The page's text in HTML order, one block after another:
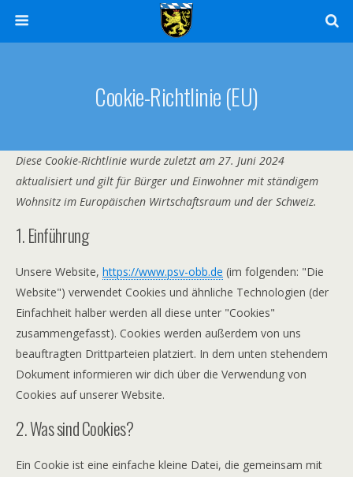
Cookie-Richtlinie (EU)
Diese Cookie-Richtlinie wurde zuletzt am 27. Juni 2024
aktualisiert und gilt für Bürger und Einwohner mit ständigem
Wohnsitz im Europäischen Wirtschaftsraum und der Schweiz.
1. Einführung
Unsere Website, https://www.psv-obb.de (im folgenden: "Die
Website") verwendet Cookies und ähnliche Technologien (der
Einfachheit halber werden all diese unter "Cookies"
zusammengefasst). Cookies werden außerdem von uns
beauftragten Drittparteien platziert. In dem unten stehendem
Dokument informieren wir dich über die Verwendung von
Cookies auf unserer Website.
2. Was sind Cookies?
Ein Cookie ist eine einfache kleine Datei, die gemeinsam mit